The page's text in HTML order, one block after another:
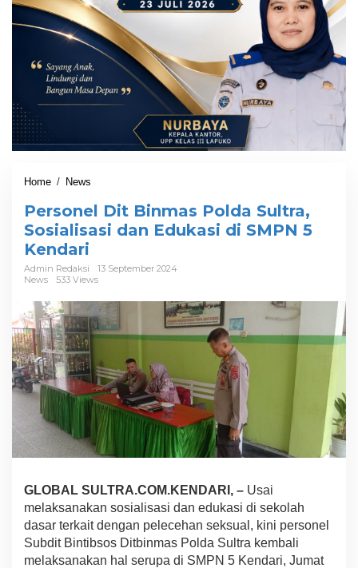
Home / News
r
s
o
l
t
B
n
m
a
o
l
a
S
u
l
t
r
Personel Dit Binmas Polda Sultra,
Sosialisasi dan Edukasi di SMPN 5
Kendari
Admin Redaksi
13 September 2024
News
533 Views
GLOBAL SULTRA.COM.KENDARI, – Usai
melaksanakan sosialisasi dan edukasi di sekolah
dasar terkait dengan pelecehan seksual, kini personel
Subdit Bintibsos Ditbinmas Polda Sultra kembali
melaksanakan hal serupa di SMPN 5 Kendari, Jumat